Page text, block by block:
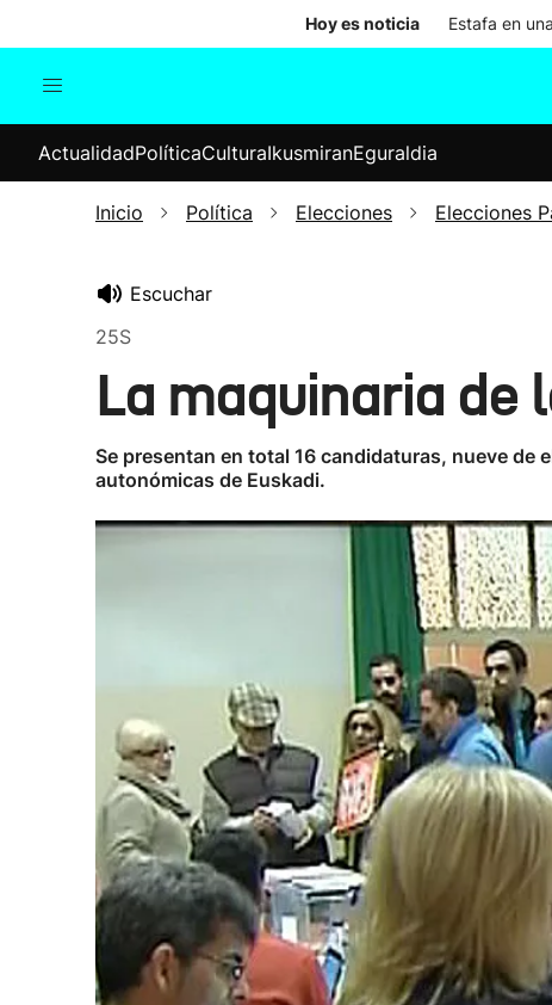
Hoy es noticia Estafa en
Internacional
Elecciones
ActualidadPolíticaCulturaIkusmiranEguraldia
Inicio Política Elecciones Elecciones
Escuchar
25S
La maquinaria
Se presentan en total 16 candidaturas, nueve de
autonómicas de Euskadi.